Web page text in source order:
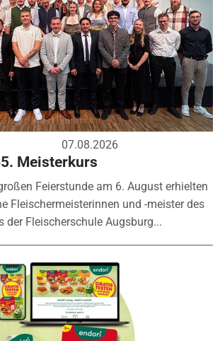
07.08.2026
Meisterkurs
Feierstunde am 6. August erhielten
Fleischermeisterinnen und -meister des
der Fleischerschule Augsburg...